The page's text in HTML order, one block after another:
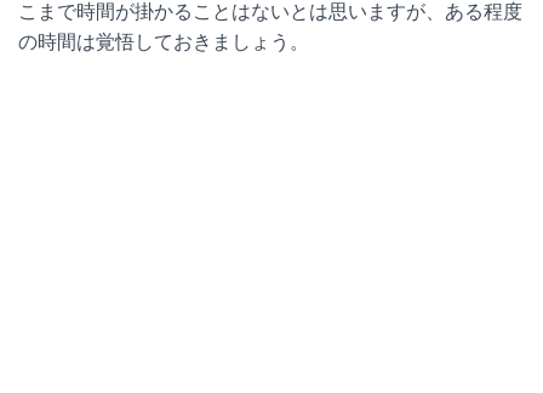
こまで時間が掛かることはないとは思いますが、ある程度
の時間は覚悟しておきましょう。